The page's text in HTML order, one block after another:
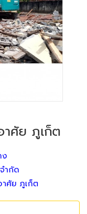
ศัย ภูเก็ต
ง
ำกัด
ศัย ภูเก็ต